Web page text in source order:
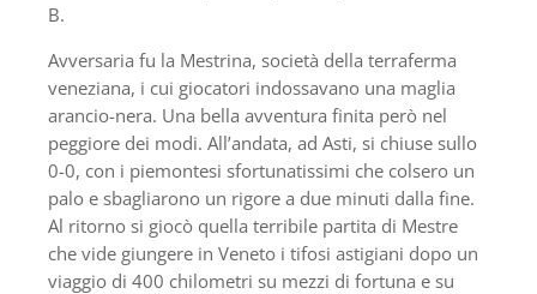
B.
Avversaria fu la Mestrina, società della terraferma
veneziana, i cui giocatori indossavano una maglia
arancio-nera. Una bella avventura finita però nel
peggiore dei modi. All’andata, ad Asti, si chiuse sullo
0-0, con i piemontesi sfortunatissimi che colsero un
palo e sbagliarono un rigore a due minuti dalla fine.
Al ritorno si giocò quella terribile partita di Mestre
che vide giungere in Veneto i tifosi astigiani dopo un
viaggio di 400 chilometri su mezzi di fortuna e su